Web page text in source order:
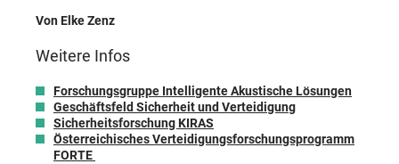
Von Elke Zenz
Weitere Infos
Forschungsgruppe Intelligente Akustische Lösungen
Geschäftsfeld Sicherheit und Verteidigung
SicherheitsforschungKIRAS
Österreichisches Verteidigungsforschungsprogramm
FORTE